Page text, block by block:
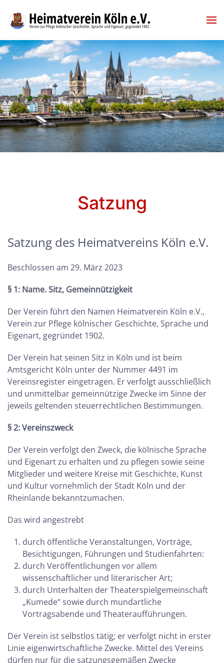
Skip to main content
Satzung
Satzung des Heimatvereins Köln e.V.
Beschlossen am 29. März 2023
§ 1: Name. Sitz, Gemeinnützigkeit
Der Verein führt den Namen Heimatverein Köln e.V.,
Verein zur Pflege kölnischer Geschichte, Sprache und
Eigenart, gegründet 1902.
Der Verein hat seinen Sitz in Köln und ist beim
Amtsgericht Köln unter der Nummer 4491 im
Vereinsregister eingetragen. Er verfolgt ausschließlich
und unmittelbar gemeinnützige Zwecke im Sinne der
jeweils geltenden steuerrechtlichen Bestimmungen.
§ 2: Vereinszweck
Der Verein verfolgt den Zweck, die kölnische Sprache
und Eigenart zu erhalten und zu pflegen sowie seine
Mitglieder und weitere Kreise mit Geschichte, Kunst
und Kultur vornehmlich der Stadt Köln und der
Rheinlande bekanntzumachen.
Das wird angestrebt
durch öffentliche Veranstaltungen, Vorträge,
Besichtigungen, Führungen und Studienfahrten:
durch Veröffentlichungen vor allem
wissenschaftlicher und literarischer Art;
durch Unterhalten der Theaterspielgemeinschaft
„Kumede“ sowie durch mundartliche
Vortragsabende und Theateraufführungen.
Der Verein ist selbstlos tätig; er verfolgt nicht in erster
Linie eigenwirtschaftliche Zwecke. Mittel des Vereins
dürfen nur für die satzungsgemäßen Zwecke